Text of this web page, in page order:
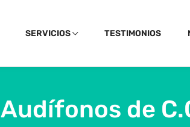
SERVICIOS TESTIMONIOS
Audífonos de